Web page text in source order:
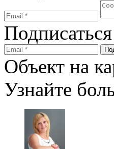
Объект на
Узнайте